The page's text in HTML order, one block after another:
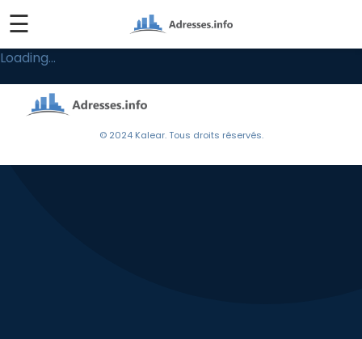
☰
Loading...
© 2024 Kalear. Tous droits réservés.